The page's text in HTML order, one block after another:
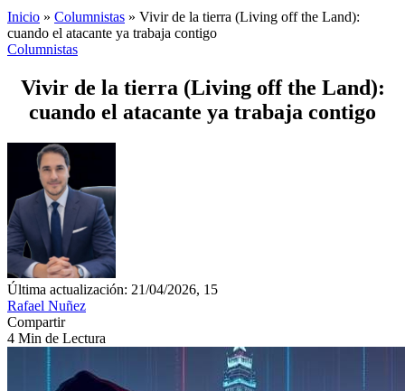
Inicio » Columnistas » Vivir de la tierra (Living off the Land):
cuando el atacante ya trabaja contigo
Columnistas
Vivir de la tierra (Living off the Land):
cuando el atacante ya trabaja contigo
Última actualización: 21/04/2026, 15
Rafael Nuñez
Compartir
4 Min de Lectura